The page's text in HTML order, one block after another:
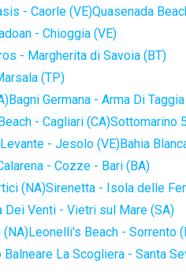
- Caorle (VE)Quasenada
- Chioggia (VE)
- Margherita di Savoia (BT)
(TP)
Bagni Germana - Arma Di
- Cagliari (CA)Sottomarino
- Jesolo (VE)Bahia
- Cozze - Bari (BA)
(NA)Sirenetta - Isola delle
Dei Venti - Vietri sul Mare (SA)
(NA)Leonelli's Beach - Sorrento
La Scogliera - Santa